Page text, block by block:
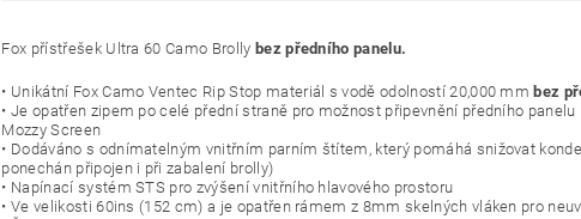
Fox přístřešek Ultra 60 Camo Brolly bez předního panelu.
• Unikátní Fox Camo Ventec Rip Stop materiál s vodě odolností 20,000 mm bez
• Je opatřen zipem po celé přední straně pro možnost připevnění předního
Mozzy Screen
• Dodáváno s odnímatelným vnitřním parním štítem, který pomáhá snižovat
ponechán připojen i při zabalení brolly)
• Napínací systém STS pro zvýšení vnitřního hlavového prostoru
• Ve velikosti 60ins (152 cm) a je opatřen rámem z 8mm skelných vláken pro